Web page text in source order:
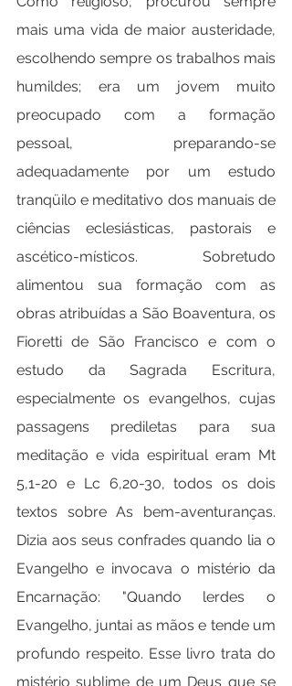
mais uma vida de maior austeridade,
escolhendo sempre os trabalhos mais
humildes; era um jovem muito
preocupado com a formação
pessoal, preparando-se
adequadamente por um estudo
tranqüilo e meditativo dos manuais de
ciências eclesiásticas, pastorais e
ascético-místicos. Sobretudo
alimentou sua formação com as
obras atribuídas a São Boaventura, os
Fioretti de São Francisco e com o
estudo da Sagrada Escritura,
especialmente os evangelhos, cujas
passagens prediletas para sua
meditação e vida espiritual eram Mt
5,1-20 e Lc 6,20-30, todos os dois
textos sobre As bem-aventuranças.
Dizia aos seus confrades quando lia o
Evangelho e invocava o mistério da
Encarnação: "Quando lerdes o
Evangelho, juntai as mãos e tende um
profundo respeito. Esse livro trata do
mistério sublime de um Deus que se